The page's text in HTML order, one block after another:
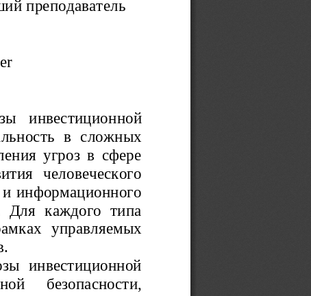
преподаватель
инвестиционной
в   сложных
угроз в сфере
человеческого
информационного
Для   каждого   типа
управляемых
инвестиционной
безопасности,